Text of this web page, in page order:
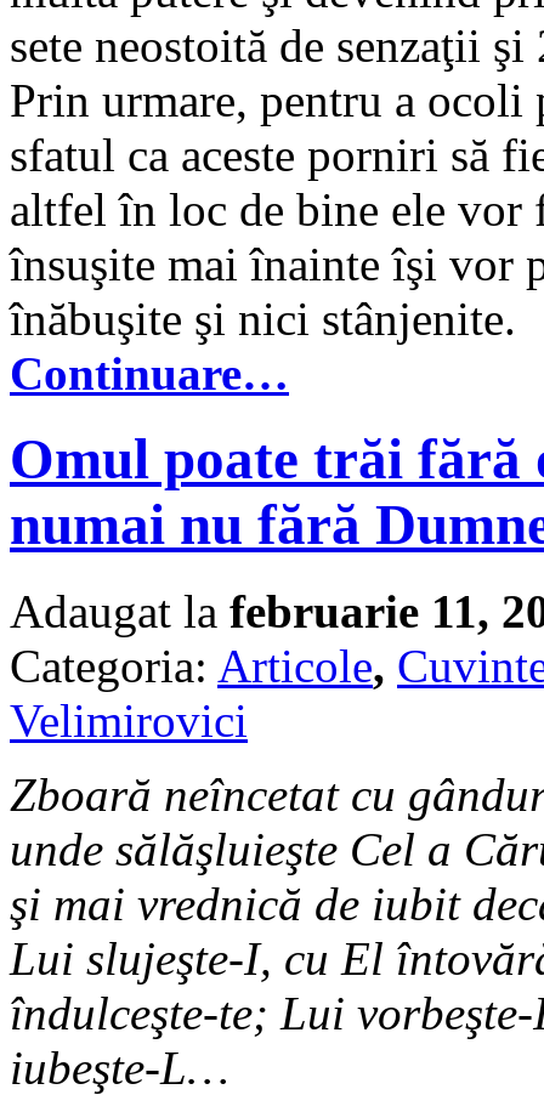
sete neostoită de senzaţii
Prin urmare, pentru a
sfatul ca aceste porniri să
altfel în loc de bine ele vor
însuşite mai înainte îşi vor
înăbuşite şi nici stânjenite.
Continuare…
Omul poate trăi fără
numai nu fără
Adaugat la februarie 11,
Categoria: Articole,
Velimirovici
Zboară neîncetat cu
unde sălăşluieşte Cel a
şi mai vrednică de iubit
Lui slujeşte-I, cu El
îndulceşte-te; Lui
iubeşte-L…